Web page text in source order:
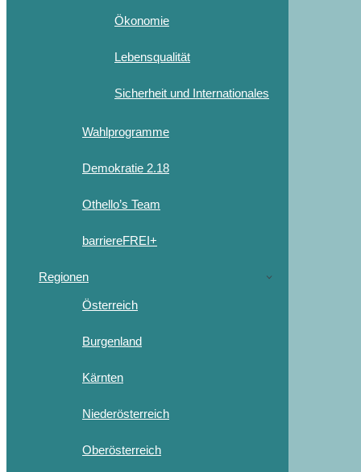
Ökonomie
Lebensqualität
Sicherheit und Internationales
Wahlprogramme
Demokratie 2.18
Othello’s Team
barriereFREI+
Regionen
Österreich
Burgenland
Kärnten
Niederösterreich
Oberösterreich